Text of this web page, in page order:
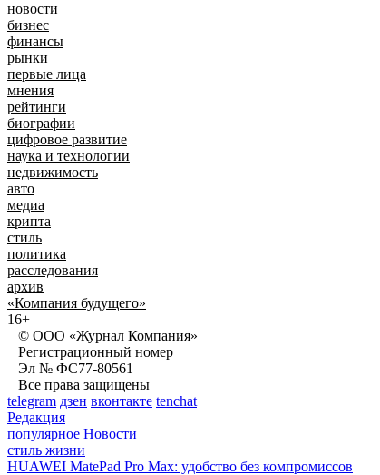
новости
бизнес
финансы
рынки
первые лица
мнения
рейтинги
биографии
цифровое развитие
наука и технологии
недвижимость
авто
медиа
крипта
стиль
политика
расследования
архив
«Компания будущего»
16+
© ООО «Журнал Компания»
Регистрационный номер
Эл № ФС77-80561
Все права защищены
telegram дзен вконтакте tenchat
Редакция
популярное Новости
стиль жизни
HUAWEI MatePad Pro Max: удобство без компромиссов